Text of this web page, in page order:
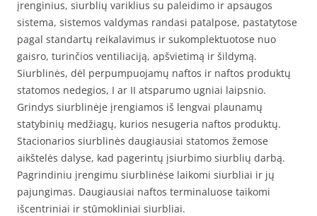
įrenginius, siurblių variklius su paleidimo ir apsaugos
sistema, sistemos valdymas randasi patalpose, pastatytose
pagal standartų reikalavimus ir sukomplektuotose nuo
gaisro, turinčios ventiliaciją, apšvietimą ir šildymą.
Siurblinės, dėl perpumpuojamų naftos ir naftos produktų
statomos nedegios, I ar II atsparumo ugniai laipsnio.
Grindys siurblinėje įrengiamos iš lengvai plaunamų
statybinių medžiagų, kurios nesugeria naftos produktų.
Stacionarios siurblinės daugiausiai statomos žemose
aikštelės dalyse, kad pagerintų įsiurbimo siurblių darbą.
Pagrindiniu įrengimu siurblinėse laikomi siurbliai ir jų
pajungimas. Daugiausiai naftos terminaluose taikomi
išcentriniai ir stūmokliniai siurbliai.